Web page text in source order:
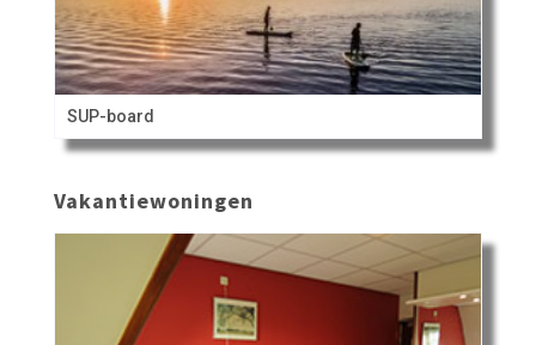
SUP-board
Vakantiewoningen